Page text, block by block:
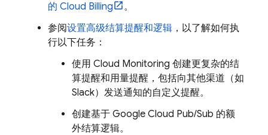
的 Cloud Billing
。
参阅设置高级结算提醒和逻辑 ，以了解如何执
行以下任务：
使用 Cloud Monitoring 创建更复杂的结
算提醒和用量提醒，包括向其他渠道（如
Slack）发送通知的自定义提醒。
创建基于 Google Cloud Pub/Sub 的额
外结算逻辑。